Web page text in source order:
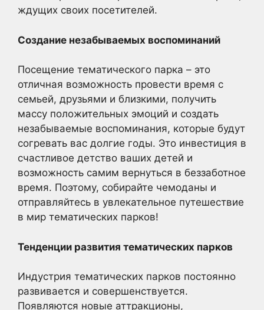
ждущих своих посетителей.
Создание незабываемых воспоминаний
Посещение тематического парка – это
отличная возможность провести время с
семьей, друзьями и близкими, получить
массу положительных эмоций и создать
незабываемые воспоминания, которые будут
согревать вас долгие годы. Это инвестиция в
счастливое детство ваших детей и
возможность самим вернуться в беззаботное
время. Поэтому, собирайте чемоданы и
отправляйтесь в увлекательное путешествие
в мир тематических парков!
Тенденции развития тематических парков
Индустрия тематических парков постоянно
развивается и совершенствуется.
Появляются новые аттракционы,